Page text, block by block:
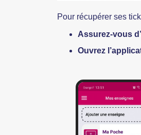
Pour récupérer ses
Assurez-vous
Ouvrez